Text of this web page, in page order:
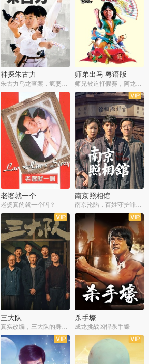
神探朱古力
朱古力乌龙查案，疯婆子神助攻
师弟出马 粤语版
师兄被迫打假赛，阿龙追查斗黑帮
老婆就一个
老婆真的就一个吗？
南京照相馆
南京沦陷，百姓守护罪证底片
三大队 杀手壕
成龙挑战凶悍杀手壕